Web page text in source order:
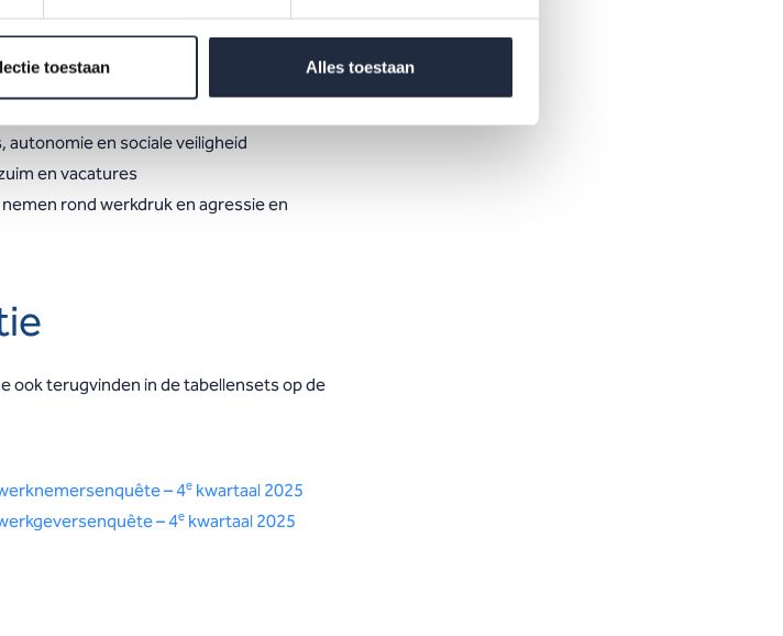
toestaan Alles toestaan
autonomie en sociale veiligheid
en vacatures
rond werkdruk en agressie en
ook terugvinden in de tabellensets op de
– 4e kwartaal 2025
– 4e kwartaal 2025